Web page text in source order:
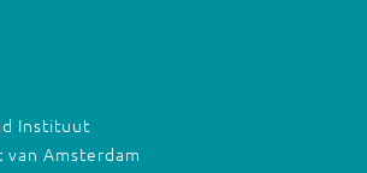
Instituut
Amsterdam